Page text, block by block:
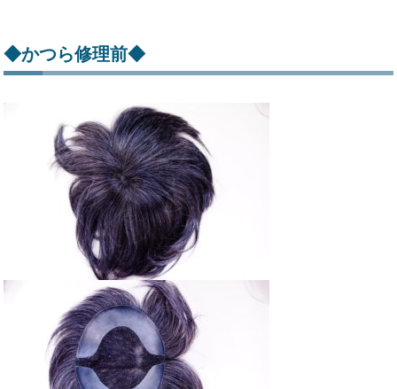
◆かつら修理前◆